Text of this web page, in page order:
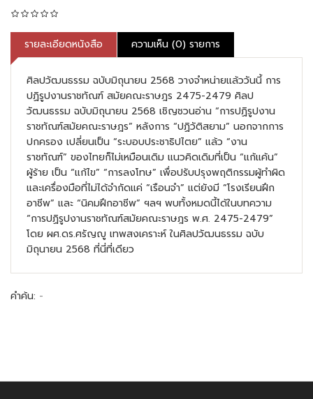
รายละเอียดหนังสือ ความเห็น (0) รายการ
ศิลปวัฒนธรรม ฉบับมิถุนายน 2568 วางจำหน่ายแล้ววันนี้ การ
ปฏิรูปงานราชทัณฑ์ สมัยคณะราษฎร 2475-2479 ศิลป
วัฒนธรรม ฉบับมิถุนายน 2568 เชิญชวนอ่าน “การปฏิรูปงาน
ราชทัณฑ์สมัยคณะราษฎร” หลังการ “ปฏิวัติสยาม” นอกจากการ
ปกครอง เปลี่ยนเป็น “ระบอบประชาธิปไตย” แล้ว “งาน
ราชทัณฑ์” ของไทยก็ไม่เหมือนเดิม แนวคิดเดิมที่เป็น “แก้แค้น”
ผู้ร้าย เป็น “แก้ไข” “การลงโทษ” เพื่อปรับปรุงพฤติกรรมผู้ทำผิด
และเครื่องมือที่ไม่ได้จำกัดแค่ “เรือนจำ” แต่ยังมี “โรงเรียนฝึก
อาชีพ” และ “นิคมฝึกอาชีพ” ฯลฯ พบทั้งหมดนี้ได้ในบทความ
“การปฏิรูปงานราชทัณฑ์สมัยคณะราษฎร พ.ศ. 2475-2479”
โดย ผศ.ดร.ศรัญญู เทพสงเคราะห์ ในศิลปวัฒนธรรม ฉบับ
มิถุนายน 2568 ที่นี่ที่เดียว
คำค้น: -